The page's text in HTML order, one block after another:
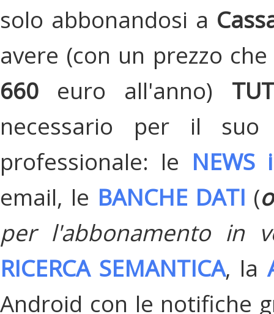
solo abbonandosi a
avere (con un prezzo
660 euro all'anno)
necessario per il suo
professionale: le
email, le BANCHE DATI (
per l'abbonamento in
RICERCA SEMANTICA, la
Android con le notifiche